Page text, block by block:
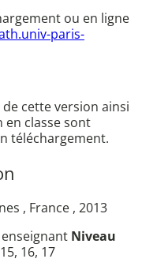
ou en ligne
paris-
cette version ainsi
en classe sont
téléchargement.
, France , 2013
Niveau
15, 16, 17